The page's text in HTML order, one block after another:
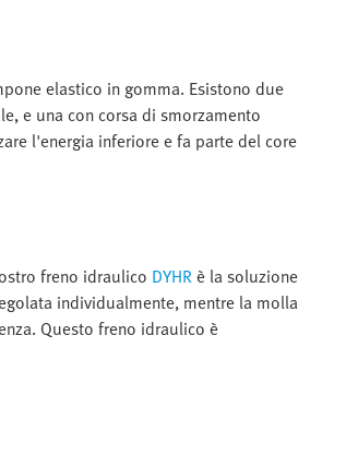
elastico in gomma. Esistono due
e una con corsa di smorzamento
l'energia inferiore e fa parte del core
freno idraulico DYHRè la soluzione
individualmente, mentre la molla
Questo freno idraulico è